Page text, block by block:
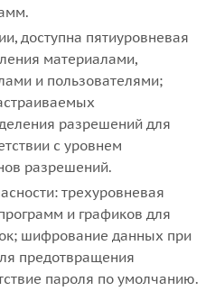
доступна пятиуровневая
материалами,
и пользователями;
разрешений для
с уровнем
разрешений.
трехуровневая
и графиков для
шифрование данных при
предотвращения
пароля по умолчанию.